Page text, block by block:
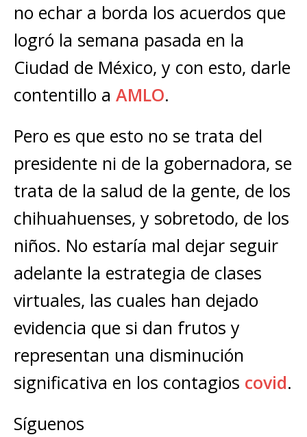
no echar a borda los acuerdos que
logró la semana pasada en la
Ciudad de México, y con esto, darle
contentillo a AMLO.
Pero es que esto no se trata del
presidente ni de la gobernadora, se
trata de la salud de la gente, de los
chihuahuenses, y sobretodo, de los
niños. No estaría mal dejar seguir
adelante la estrategia de clases
virtuales, las cuales han dejado
evidencia que si dan frutos y
representan una disminución
significativa en los contagios covid.
Síguenos